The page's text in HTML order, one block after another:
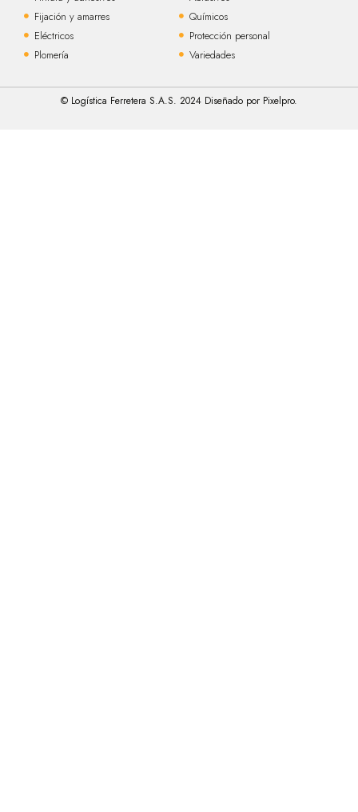
Fijación y amarres
Eléctricos
Plomería
Químicos
Protección personal
Variedades
© Logística Ferretera S.A.S. 2024 Diseñado por Pixelpro.